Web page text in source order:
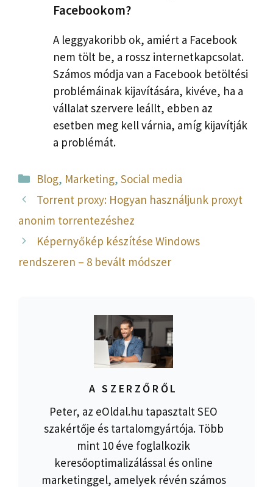
Facebookom?
A leggyakoribb ok, amiért a Facebook
nem tölt be, a rossz internetkapcsolat.
Számos módja van a Facebook betöltési
problémáinak kijavítására, kivéve, ha a
vállalat szervere leállt, ebben az
esetben meg kell várnia, amíg kijavítják
a problémát.
Kategória
Blog, Marketing,Social media
Torrent proxy: Hogyan használjunk proxyt
anonim torrentezéshez
Képernyőkép készítése Windows
rendszeren – 8 bevált módszer
A SZERZŐRŐL
Peter, az eOldal.hu tapasztalt SEO
szakértője és tartalomgyártója. Több
mint 10 éve foglalkozik
keresőoptimalizálással és online
marketinggel, amelyek révén számos